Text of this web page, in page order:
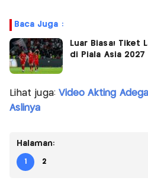
Baca Juga :
Luar Biasa! Tiket
di Piala Asia
Lihat juga: Video Akting
Aslinya
Halaman:
1 2